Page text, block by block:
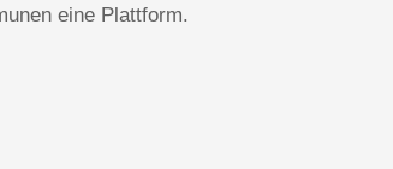
eine Plattform.